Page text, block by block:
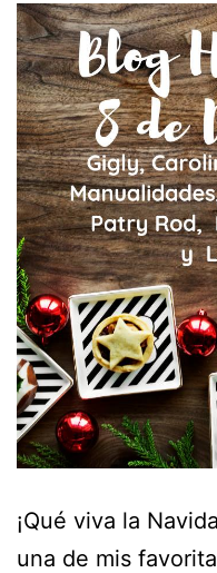
¡Qué viva la
una de mis